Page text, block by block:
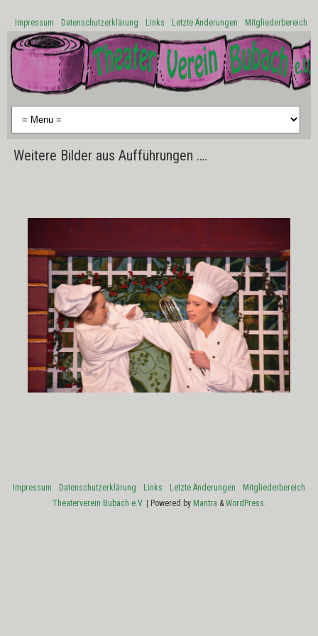
Impressum Datenschutzerklärung Links Letzte Änderungen Mitgliederbereich
Weitere Bilder aus Aufführungen ….
Impressum Datenschutzerklärung Links Letzte Änderungen
Mitgliederbereich
Theaterverein Bubach e.V. | Powered by Mantra & WordPress.